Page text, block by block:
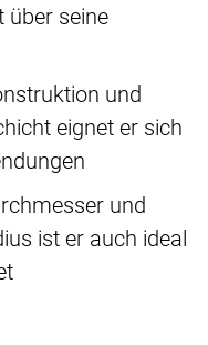
über seine
und
eignet er sich
und
ist er auch ideal